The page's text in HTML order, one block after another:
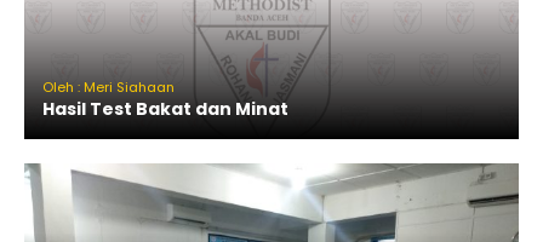
Oleh : Meri Siahaan
Hasil Test Bakat dan Minat